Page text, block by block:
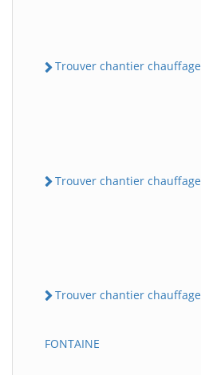
Trouver chantier chauffage
Trouver chantier chauffage
Trouver chantier chauffage
FONTAINE